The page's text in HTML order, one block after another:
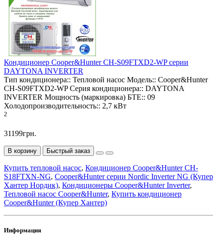
Кондиционер Cooper&Hunter CH-S09FTXD2-WP серии
DAYTONA INVERTER
Тип кондиционера:: Тепловой насос Модель:: Cooper&Hunter
CH-S09FTXD2-WP Серия кондиционера:: DAYTONA
INVERTER Мощность (маркировка) БТЕ:: 09
Холодопроизводительность:: 2,7 кВт
2
31199грн.
В корзину Быстрый заказ
Купить тепловой насос, Кондиционер Cooper&Hunter CH-
S18FTXN-NG, Cooper&Hunter серии Nordic Inverter NG (Купер
Хантер Нордик), Кондиционеры Cooper&Hunter Inverter,
Тепловой насос Cooper&Hunter, Купить кондиционер
Cooper&Hunter (Купер Хантер)
Информация